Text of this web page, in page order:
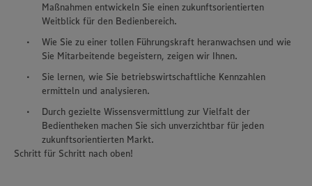
Maßnahmen entwickeln Sie einen zukunftsorientierten
Weitblick für den Bedienbereich.
Wie Sie zu einer tollen Führungskraft heranwachsen und wie
Sie Mitarbeitende begeistern, zeigen wir Ihnen.
Sie lernen, wie Sie betriebswirtschaftliche Kennzahlen
ermitteln und analysieren.
Durch gezielte Wissensvermittlung zur Vielfalt der
Bedientheken machen Sie sich unverzichtbar für jeden
zukunftsorientierten Markt.
Schritt für Schritt nach oben!